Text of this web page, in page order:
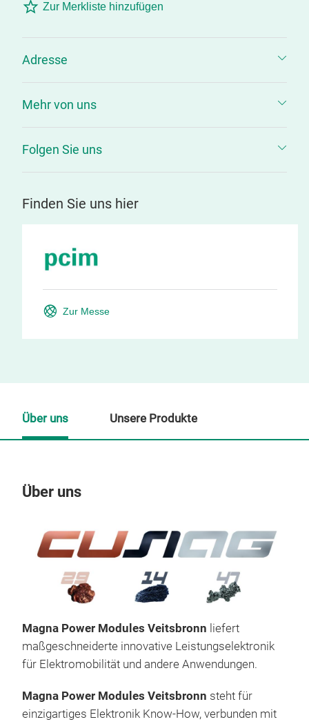
Zur Merkliste hinzufügen
Adresse
Mehr von uns
Folgen Sie uns
Finden Sie uns hier
Zur Messe
Über uns
Magna Power Modules Veitsbronn liefert
maßgeschneiderte innovative Leistungselektronik
für Elektromobilität und andere Anwendungen.
Magna Power Modules Veitsbronn steht für
einzigartiges Elektronik Know-How, verbunden mit
Über uns Unsere Produkte